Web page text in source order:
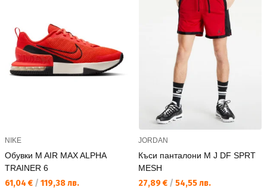
NIKE
Обувки M AIR MAX ALPHA
TRAINER 6
Текуща цена:
61,04 € / 119,38 лв.
JORDAN
Къси панталони M J DF SPRT
MESH
Текуща цена:
27,89 € / 54,55 лв.